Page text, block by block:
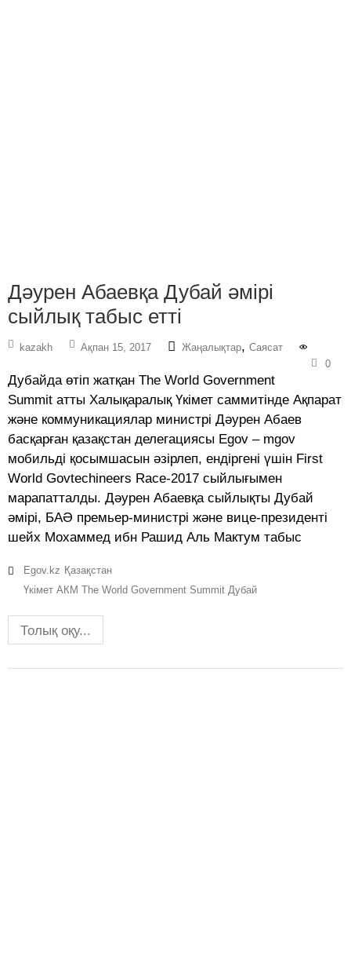
Дәурен Абаевқа Дубай әмірі
сыйлық табыс етті
kazakh Ақпан 15, 2017 Жаңалықтар, Саясат
0
Дубайда өтіп жатқан The World Government
Summit атты Халықаралық Үкімет саммитінде Ақпарат
және коммуникациялар министрі Дәурен Абаев
басқарған қазақстан делегациясы Egov – mgov
мобильді қосымшасын әзірлеп, ендіргені үшін First
World Govtechineers Race-2017 сыйлығымен
марапатталды. Дәурен Абаевқа сыйлықты Дубай
әмірі, БАӘ премьер-министрі және вице-президенті
шейх Мохаммед ибн Рашид Аль Мактум табыс
Egov.kz Қазақстан
Үкімет АКМ The World Government Summit Дубай
Толық оқу...